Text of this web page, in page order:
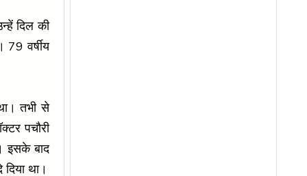
दिल की
79 वर्षीय
तभी से
पचौरी
इसके बाद
था।